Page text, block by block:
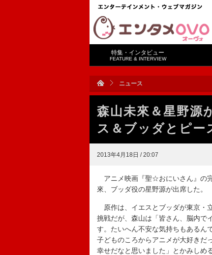
特集・インタビュー
FEATURE & INTERVIEW
ニュース
森山未來＆星野
ス＆ブッダとピー
2013年4月18日 / 20:07
アニメ映画『聖☆おにいさん』の
來、ブッダ役の星野源が出席した。
原作は、イエスとブッダが東京・
挑戦だが、森山は「皆さん、脳内で
す。たいへん不安な気持ちもあるん
子どものころからアニメが大好きだ
幸せだなと思いました」とかみしめ